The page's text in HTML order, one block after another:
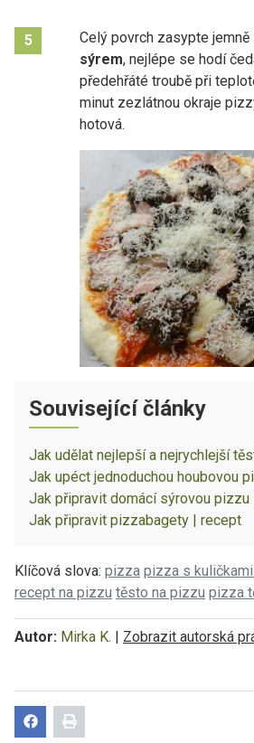
5 Celý povrch zasypte jemně
sýrem, nejlépe se hodí
předehřáté troubě při
minut zezlátnou okraje
hotová.
Související články
Jak udělat nejlepší a nejrychlejší
Jak upéct jednoduchou houbovou
Jak připravit domácí sýrovou pizzu
Jak připravit pizzabagety | recept
Klíčová slova: pizza pizza s
recept na pizzu těsto na pizzu pizza
Autor: Mirka K. | Zobrazit autorská